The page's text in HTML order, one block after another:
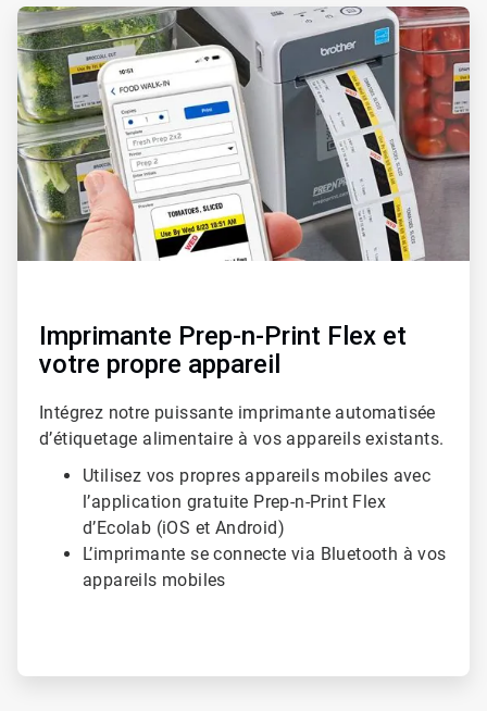
ArticleTile
2
de
2
Imprimante Prep-n-Print Flex et
votre propre appareil
Intégrez notre puissante imprimante automatisée
d’étiquetage alimentaire à vos appareils existants.
Utilisez vos propres appareils mobiles avec
l’application gratuite Prep-n-Print Flex
d’Ecolab (iOS et Android)
L’imprimante se connecte via Bluetooth à vos
appareils mobiles